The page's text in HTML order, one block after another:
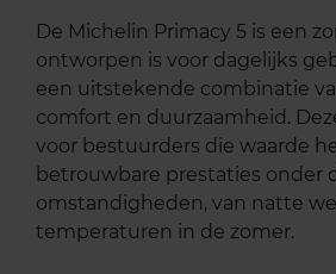
De Michelin Primacy 5 is een
ontworpen is voor dagelijks
een uitstekende combinatie
comfort en duurzaamheid.
voor bestuurders die waarde
betrouwbare prestaties onder
omstandigheden, van natte
temperaturen in de zomer.